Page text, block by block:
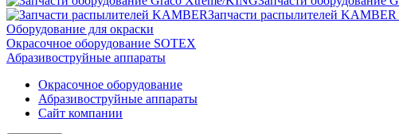
Запчасти распылителей KAMBER
Оборудование для окраски
Окрасочное оборудование SOTEX
Абразивоструйные аппараты
Окрасочное оборудование
Абразивоструйные аппараты
Сайт компании